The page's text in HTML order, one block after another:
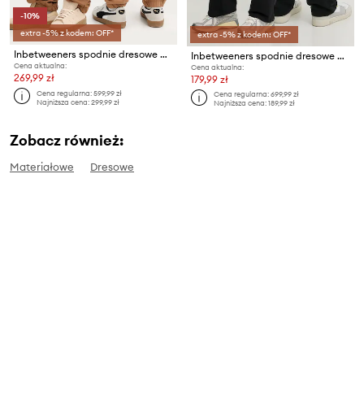
-10%
extra -5% z kodem: OFF*
Inbetweeners spodnie dresowe bawełniane
Cena aktualna:
269,99 zł
Cena regularna:599,99 zł
Najniższa cena:299,99 zł
extra -5% z kodem: OFF*
Inbetweeners spodnie dresowe bawełniane
Cena aktualna:
179,99 zł
Cena regularna:699,99 zł
Najniższa cena:189,99 zł
Zobacz również:
Materiałowe Dresowe